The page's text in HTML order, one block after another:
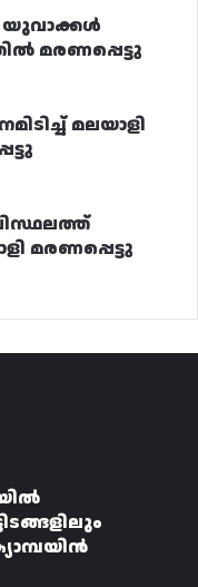
യുവാക്കൾ
മരണപ്പെട്ടു
മലയാളി
മരണപ്പെട്ടു